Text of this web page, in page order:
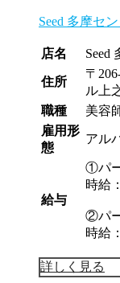
Seed 多摩セ
店名 Seed
住所
〒
ル上
職種
美容
雇用形
態
アル
給与
①パ
時給
②パ
時給
詳しく見る